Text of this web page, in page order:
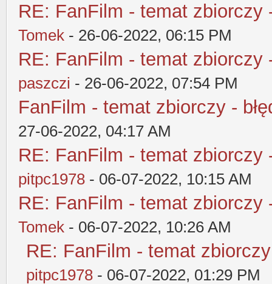
RE: FanFilm - temat zbiorczy
Tomek - 26-06-2022, 06:15 PM
RE: FanFilm - temat zbiorczy
paszczi - 26-06-2022, 07:54 PM
FanFilm - temat zbiorczy -
27-06-2022, 04:17 AM
RE: FanFilm - temat zbiorczy
pitpc1978 - 06-07-2022, 10:15 AM
RE: FanFilm - temat zbiorczy
Tomek - 06-07-2022, 10:26 AM
RE: FanFilm - temat
pitpc1978 - 06-07-2022, 01:29 PM